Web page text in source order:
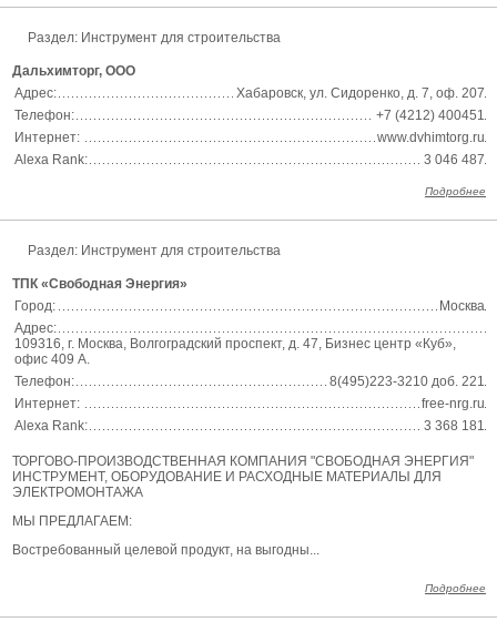
Раздел: Инструмент для строительства
Дальхимторг, ООО
Адрес:
Хабаровск, ул. Сидоренко, д. 7, оф. 207
Телефон:
+7 (4212) 400451
Интернет:
www.dvhimtorg.ru
Alexa Rank:
3 046 487
Подробнее
Раздел: Инструмент для строительства
ТПК «Свободная Энергия»
Город:
Москва
Адрес:
109316, г. Москва, Волгоградский проспект, д. 47, Бизнес центр «Куб»,
офис 409 А.
Телефон:
8(495)223-3210 доб. 221
Интернет:
free-nrg.ru
Alexa Rank:
3 368 181
ТОРГОВО-ПРОИЗВОДСТВЕННАЯ КОМПАНИЯ "СВОБОДНАЯ ЭНЕРГИЯ"
ИНСТРУМЕНТ, ОБОРУДОВАНИЕ И РАСХОДНЫЕ МАТЕРИАЛЫ ДЛЯ
ЭЛЕКТРОМОНТАЖА
МЫ ПРЕДЛАГАЕМ:
Востребованный целевой продукт, на выгодны...
Подробнее